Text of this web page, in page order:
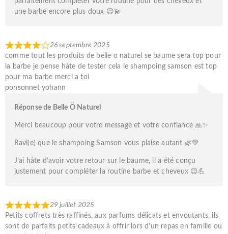
une barbe encore plus doux 😉💫
26 septembre 2025
comme tout les produits de belle o naturel se baume sera top pour
la barbe je pense hâte de tester cela le shampoing samson est top
pour ma barbe merci a toi
ponsonnet yohann
Réponse de Belle Ö Naturel
Merci beaucoup pour votre message et votre confiance 🙏✨
Ravi(e) que le shampoing Samson vous plaise autant 🌿💚
J’ai hâte d’avoir votre retour sur le baume, il a été conçu
justement pour compléter la routine barbe et cheveux 😉💪
29 juillet 2025
Petits coffrets très raffinés, aux parfums délicats et envoutants, ils
sont de parfaits petits cadeaux à offrir lors d’un repas en famille ou